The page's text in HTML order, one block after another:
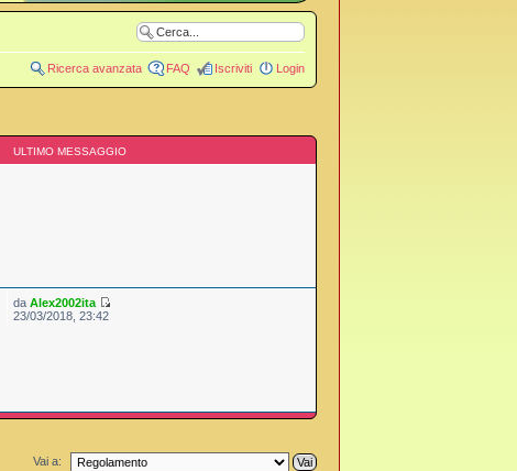
Ricerca avanzata FAQ Iscriviti Login
ULTIMO MESSAGGIO
daAlex2002ita
23/03/2018, 23:42
Vai a: